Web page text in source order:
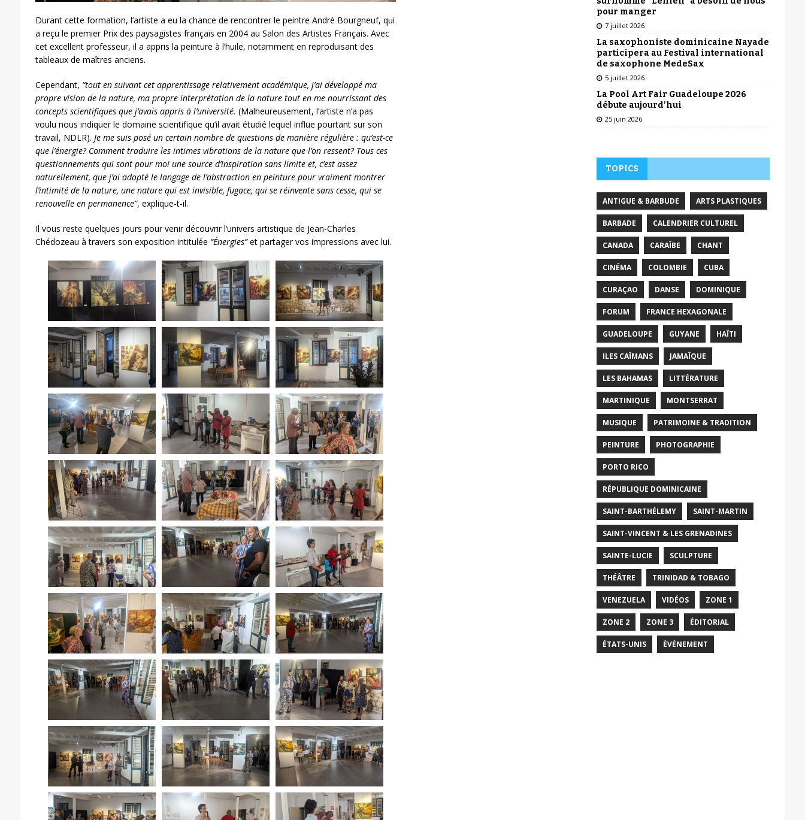
Durant cette formation, l’artiste a eu la chance de rencontrer le peintre André Bourgneuf, qui
a reçu le premier Prix des paysagistes français en 2004 au Salon des Artistes Français. Avec
cet excellent professeur, il a appris la peinture à l’huile, notamment en reproduisant des
tableaux de maîtres anciens.
Cependant, “tout en suivant cet apprentissage relativement académique, j’ai développé ma
propre vision de la nature, ma propre interprétation de la nature tout en me nourrissant des
concepts scientifiques que j’avais appris à l’université. (Malheureusement, l’artiste n’a pas
voulu nous indiquer le domaine scientifique qu’il avait étudié lequel influe pourtant sur son
travail, NDLR). Je me suis posé un certain nombre de questions de manière régulière : qu’est-ce
que l’énergie? Comment traduire les intimes vibrations de la nature que l’on ressent? Tous ces
questionnements qui sont pour moi une source d’inspiration sans limite et, c’est assez
naturellement, que j’ai adopté le langage de l’abstraction en peinture pour vraiment montrer
l’intimité de la nature, une nature qui est invisible, fugace, qui se réinvente sans cesse, qui se
renouvelle en permanence”, explique-t-il.
Il vous reste quelques jours pour venir découvrir l’univers artistique de Jean-Charles
Chédozeau à travers son exposition intitulée “Énergies”et partager vos impressions avec lui.
pour manger
7 juillet 2026
La saxophoniste dominicaine Nayade
participera au Festival international
de saxophone MedeSax
5 juillet 2026
La Pool Art Fair Guadeloupe 2026
débute aujourd’hui
25 juin 2026
TOPICS
ANTIGUE & BARBUDE ARTS PLASTIQUES
BARBADE CALENDRIER CULTUREL
CANADA CARAÏBE CHANT
CINÉMA COLOMBIE CUBA
CURAÇAO DANSE DOMINIQUE
FORUM FRANCE HEXAGONALE
GUADELOUPE GUYANE HAÏTI
ILES CAÏMANS JAMAÏQUE
LES BAHAMAS LITTÉRATURE
MARTINIQUE MONTSERRAT
MUSIQUE PATRIMOINE & TRADITION
PEINTURE PHOTOGRAPHIE
PORTO RICO
RÉPUBLIQUE DOMINICAINE
SAINT-BARTHÉLEMY SAINT-MARTIN
SAINT-VINCENT & LES GRENADINES
SAINTE-LUCIE SCULPTURE
THÉÂTRE TRINIDAD & TOBAGO
VENEZUELA VIDÉOS ZONE 1
ZONE 2 ZONE 3 ÉDITORIAL
ÉTATS-UNIS ÉVÉNEMENT